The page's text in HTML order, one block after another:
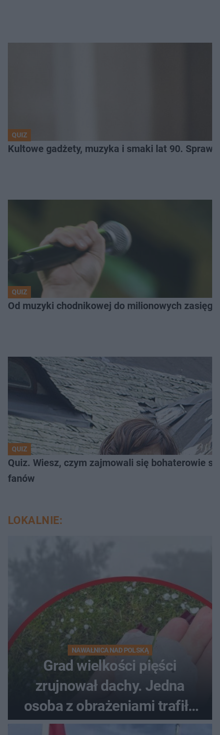
QUIZ
Kultowe gadżety, muzyka i smaki lat 90.
QUIZ
Od muzyki chodnikowej do milionowych
QUIZ
Quiz. Wiesz, czym zajmowali się bohaterowie
fanów
LOKALNIE:
NAWAŁNICA NAD POLSKĄ
Grad wielkości pięści
zrujnował dachy. Jedna
osoba z obrażeniami trafiła
do szpitala